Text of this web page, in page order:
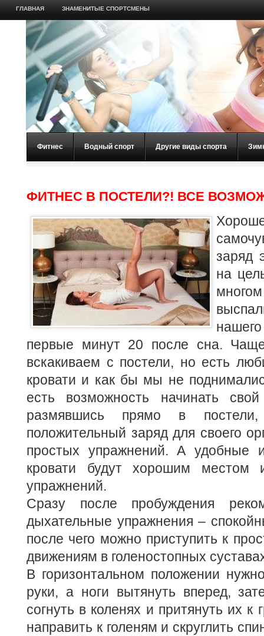
ГЛАВНАЯ ЗНАМЕНИТЫЕ СПОРТСМЕНЫ
Фитнес Водный спорт Другие виды спорта
ФИТНЕС В ПОСТЕЛИ?! ВСЕ
заряд
на
первые минут 20 после сна.
вскакиваем с постели, но есть
кровати и как бы мы не
есть возможность начинать
размявшись прямо в
положительный заряд для своего
простых упражнений. А удобные
кровати будут хорошим
упражнений.
Сразу после пробуждения
дыхательные упражнения –
после чего можно приступить к
движениям в голеностопных
В горизонтальном положении
руки, а ноги вытянуть вперед,
согнуть в коленях и притянуть их к
направить к голеням и скруглить